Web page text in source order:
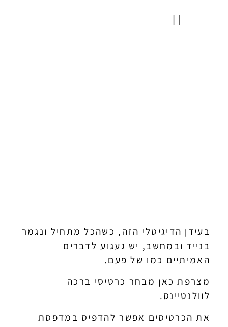
בעידן הדיגיטלי הזה, כשהכל מתחיל ונגמר
בנייד ובמחשב, יש געגוע לדברים
האמיתיים כמו של פעם.
מצרפת כאן מבחר כרטיסי ברכה
לוולנטיינס.
את הכרטיסים אפשר להדפיס במדפסת